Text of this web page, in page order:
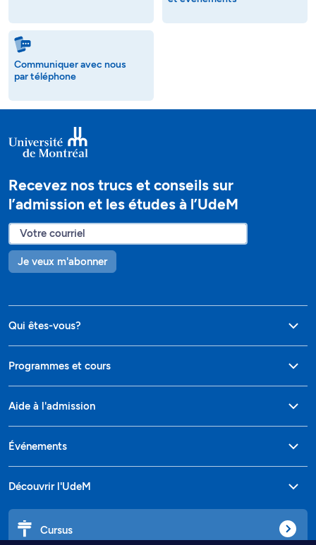
Communiquer avec nous
par téléphone
Recevez nos trucs et conseils sur
l’admission et les études à l’UdeM
Je veux m'abonner
Qui êtes-vous?
Programmes et cours
Aide à l'admission
Événements
Découvrir l'UdeM
Cursus